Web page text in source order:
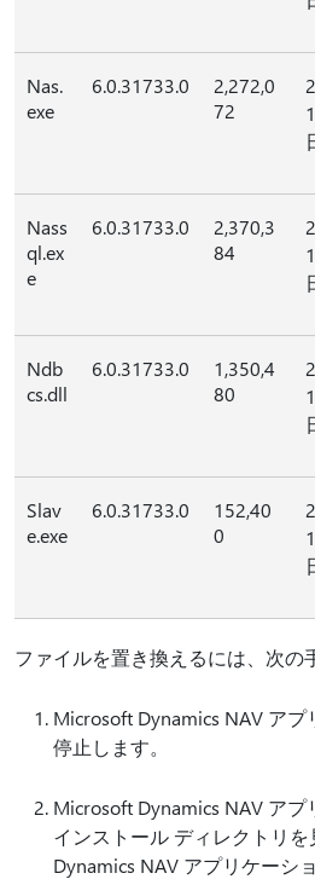
Nas.
exe
6.0.31733.0
2,272,0
72
Nass
ql.ex
e
6.0.31733.0
2,370,3
84
Ndb
cs.dll
6.0.31733.0
1,350,4
80
Slav
e.exe
6.0.31733.0
152,40
0
ファイルを置き換えるには、次の
Microsoft Dynamics NAV ア
停止します。
Microsoft Dynamics NAV ア
インストール ディレクトリ
Dynamics NAV アプリケーシ